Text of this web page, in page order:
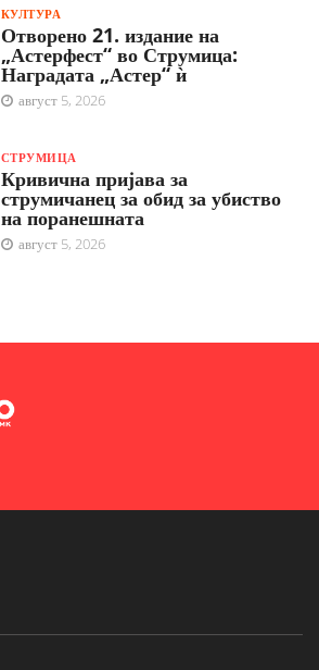
КУЛТУРА
Отворено 21. издание на
„Астерфест“ во Струмица:
Наградата „Астер“ ѝ
август 5, 2026
СТРУМИЦА
Кривична пријава за
струмичанец за обид за убиство
на поранешната
август 5, 2026